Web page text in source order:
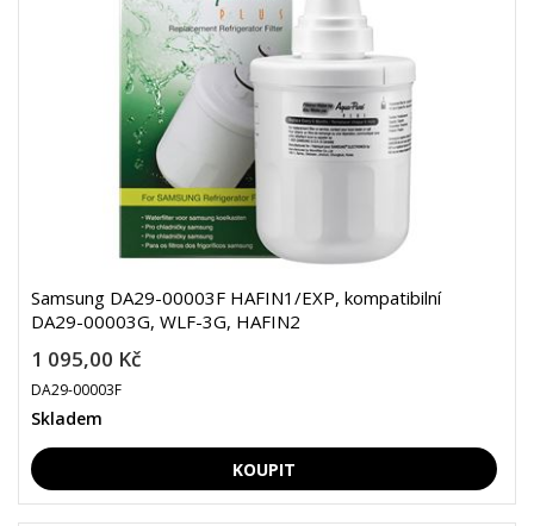
Samsung DA29-00003F HAFIN1/EXP, kompatibilní
DA29-00003G, WLF-3G, HAFIN2
1 095,00 Kč
DA29-00003F
Skladem